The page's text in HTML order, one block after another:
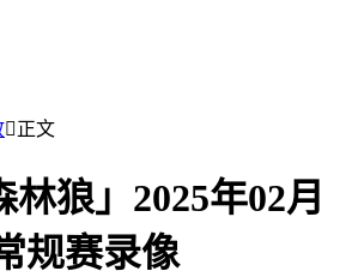
正文
林狼」2025年02月
规赛录像